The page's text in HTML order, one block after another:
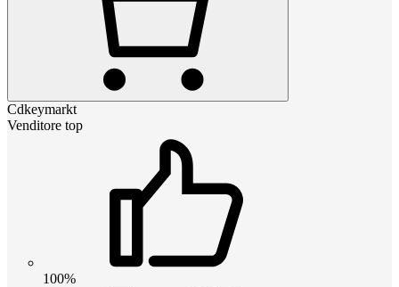
Cdkeymarkt
Venditore top
100%